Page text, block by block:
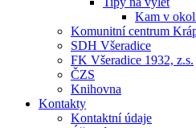
Kam v
Komunitní centrum
SDH Všeradice
FK Všeradice 1932, z.s.
ČZS
Knihovna
Kontakty
Kontaktní údaje